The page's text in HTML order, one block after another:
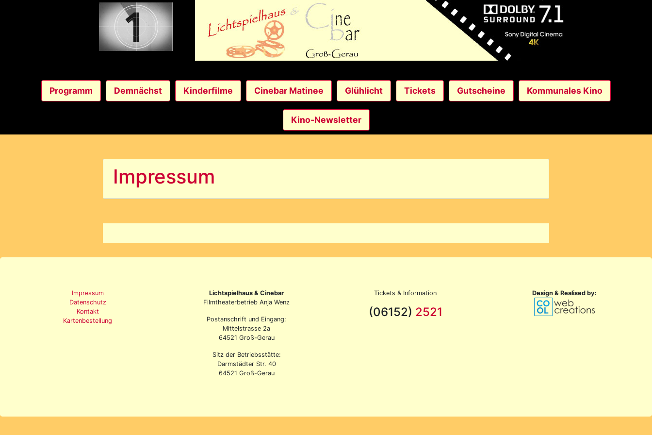
Programm Demnächst Kinderfilme Cinebar Matinee Glühlicht Tickets Gutscheine Kommunales Kino
Kino-Newsletter
Impressum
Impressum
Datenschutz
Kontakt
Kartenbestellung
Lichtspielhaus & Cinebar
Filmtheaterbetrieb Anja Wenz
Postanschrift und Eingang:
Mittelstrasse 2a
64521 Groß-Gerau
Sitz der Betriebsstätte:
Darmstädter Str. 40
64521 Groß-Gerau
Tickets & Information
(06152) 2521
Design & Realised by: